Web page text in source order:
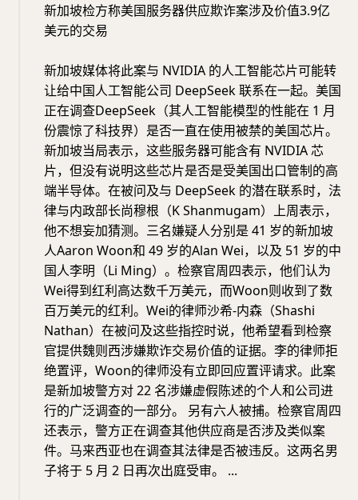
新加坡检方称美国服务器供应欺诈案涉及价值3.9亿
美元的交易
新加坡媒体将此案与 NVIDIA 的人工智能芯片可能转
让给中国人工智能公司 DeepSeek 联系在一起。美国
正在调查DeepSeek（其人工智能模型的性能在 1 月
份震惊了科技界）是否一直在使用被禁的美国芯片。
新加坡当局表示，这些服务器可能含有 NVIDIA 芯
片，但没有说明这些芯片是否是受美国出口管制的高
端半导体。在被问及与 DeepSeek 的潜在联系时，法
律与内政部长尚穆根（K Shanmugam）上周表示，
他不想妄加猜测。三名嫌疑人分别是 41 岁的新加坡
人Aaron Woon和 49 岁的Alan Wei，以及 51 岁的中
国人李明（Li Ming）。检察官周四表示，他们认为
Wei得到红利高达数千万美元，而Woon则收到了数
百万美元的红利。Wei的律师沙希-内森（Shashi
Nathan）在被问及这些指控时说，他希望看到检察
官提供魏则西涉嫌欺诈交易价值的证据。李的律师拒
绝置评，Woon的律师没有立即回应置评请求。此案
是新加坡警方对 22 名涉嫌虚假陈述的个人和公司进
行的广泛调查的一部分。 另有六人被捕。检察官周四
还表示，警方正在调查其他供应商是否涉及类似案
件。马来西亚也在调查其法律是否被违反。这两名男
子将于 5 月 2 日再次出庭受审。 ...